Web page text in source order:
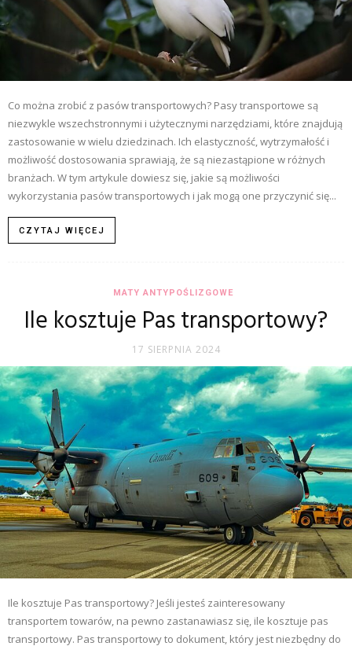
Co można zrobić z pasów transportowych? Pasy transportowe są
niezwykle wszechstronnymi i użytecznymi narzędziami, które znajdują
zastosowanie w wielu dziedzinach. Ich elastyczność, wytrzymałość i
możliwość dostosowania sprawiają, że są niezastąpione w różnych
branżach. W tym artykule dowiesz się, jakie są możliwości
wykorzystania pasów transportowych i jak mogą one przyczynić się...
CZYTAJ WIĘCEJ
MATY ANTYPOŚLIZGOWE
Ile kosztuje Pas transportowy?
17 SIERPNIA 2024
Ile kosztuje Pas transportowy? Jeśli jesteś zainteresowany
transportem towarów, na pewno zastanawiasz się, ile kosztuje pas
transportowy. Pas transportowy to dokument, który jest niezbędny do